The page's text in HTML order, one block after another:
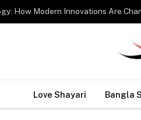
Love Shayari Bangla